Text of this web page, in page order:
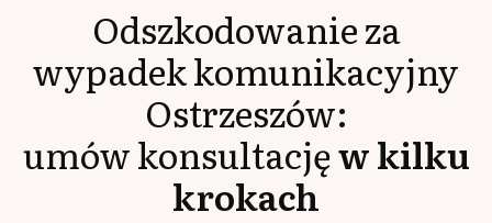
Odszkodowanie za
wypadek komunikacyjny
Ostrzeszów:
umów konsultacjęw kilku
krokach